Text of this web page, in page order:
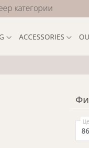
ACCESSORIES